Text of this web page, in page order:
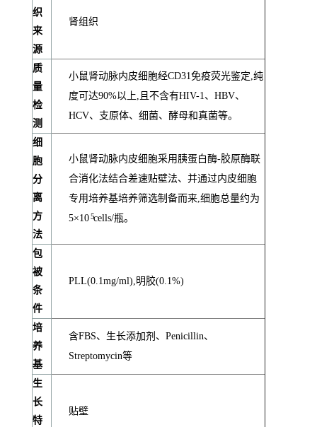
织
来
源
肾组织
质
量
检
测
小鼠肾动脉内皮细胞经CD31免疫荧光鉴定,纯
度可达90%以上,且不含有HIV-1、HBV、
HCV、支原体、细菌、酵母和真菌等。
细
胞
分
离
方
法
小鼠肾动脉内皮细胞采用胰蛋白酶-胶原酶联
合消化法结合差速贴壁法、并通过内皮细胞
专用培养基培养筛选制备而来,细胞总量约为
5×105cells/瓶。
包
被
条
件
PLL(0.1mg/ml),明胶(0.1%)
培
养
基
含FBS、生长添加剂、Penicillin、
Streptomycin等
生
长
特
贴壁